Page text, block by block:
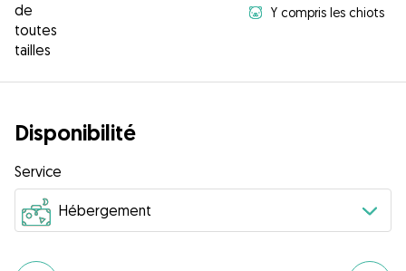
de
toutes
tailles
Y compris les chiots
Disponibilité
Service